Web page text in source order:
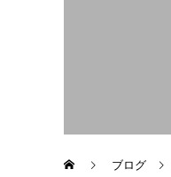
ブログ